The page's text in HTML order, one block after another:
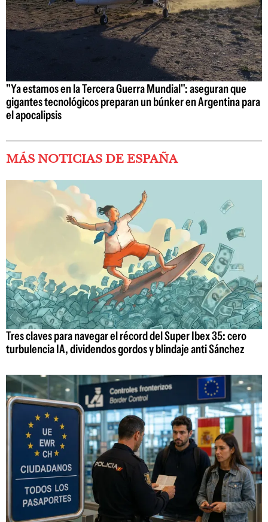
"Ya estamos en la Tercera Guerra Mundial": aseguran que
gigantes tecnológicos preparan un búnker en Argentina para
el apocalipsis
MÁS NOTICIAS DE ESPAÑA
Tres claves para navegar el récord del Super Ibex 35: cero
turbulencia IA, dividendos gordos y blindaje anti Sánchez